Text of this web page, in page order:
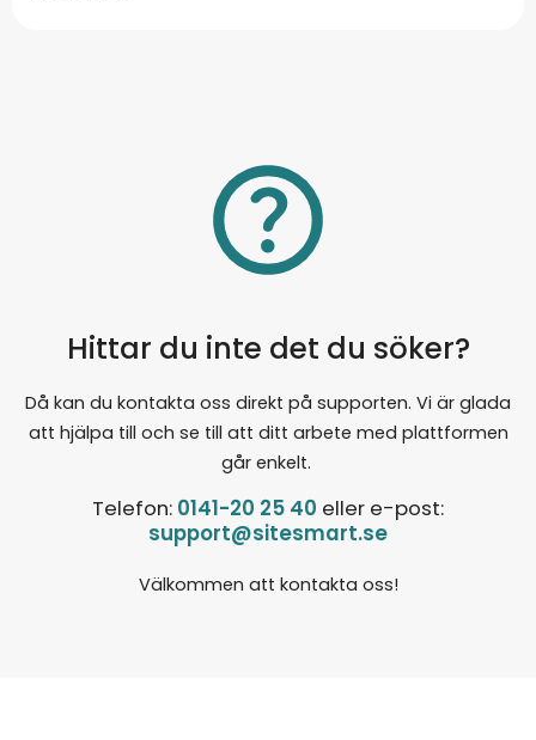
Hittar du inte det du söker?
Då kan du kontakta oss direkt på supporten. Vi är glada
att hjälpa till och se till att ditt arbete med plattformen
går enkelt.
Telefon: 0141-20 25 40 eller e-post:
support@sitesmart.se
Välkommen att kontakta oss!